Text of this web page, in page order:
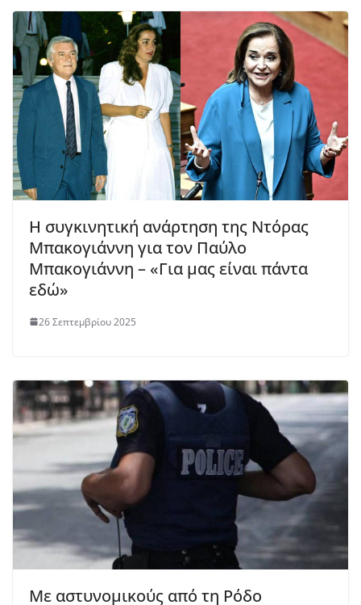
Η συγκινητική ανάρτηση της Ντόρας
Μπακογιάννη για τον Παύλο
Μπακογιάννη – «Για μας είναι πάντα
εδώ»
26 Σεπτεμβρίου 2025
Με αστυνομικούς από τη Ρόδο